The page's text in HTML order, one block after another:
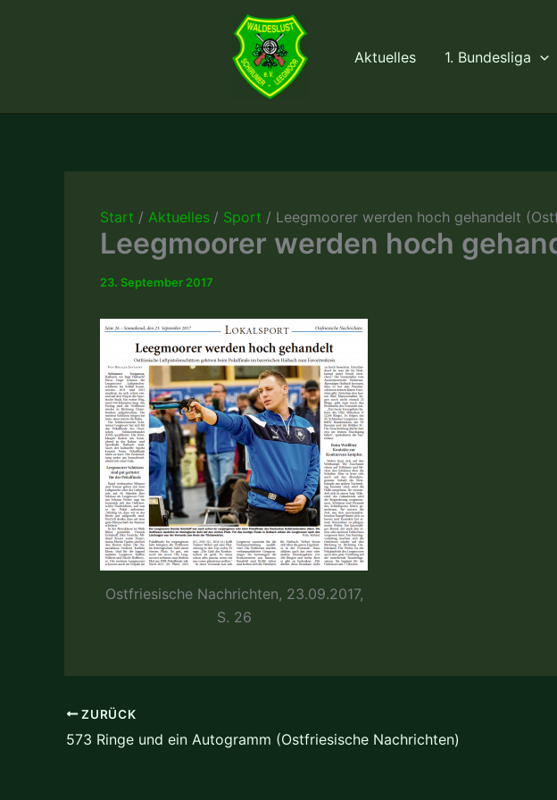
Aktuelles 1. Bundesliga
Start Aktuelles Sport Leegmoorer werden hoch gehandelt
Leegmoorer werden hoch
23. September 2017
Ostfriesische Nachrichten, 23.09.2017,
S. 26
ZURÜCK
573 Ringe und ein Autogramm (Ostfriesische Nachrichten)